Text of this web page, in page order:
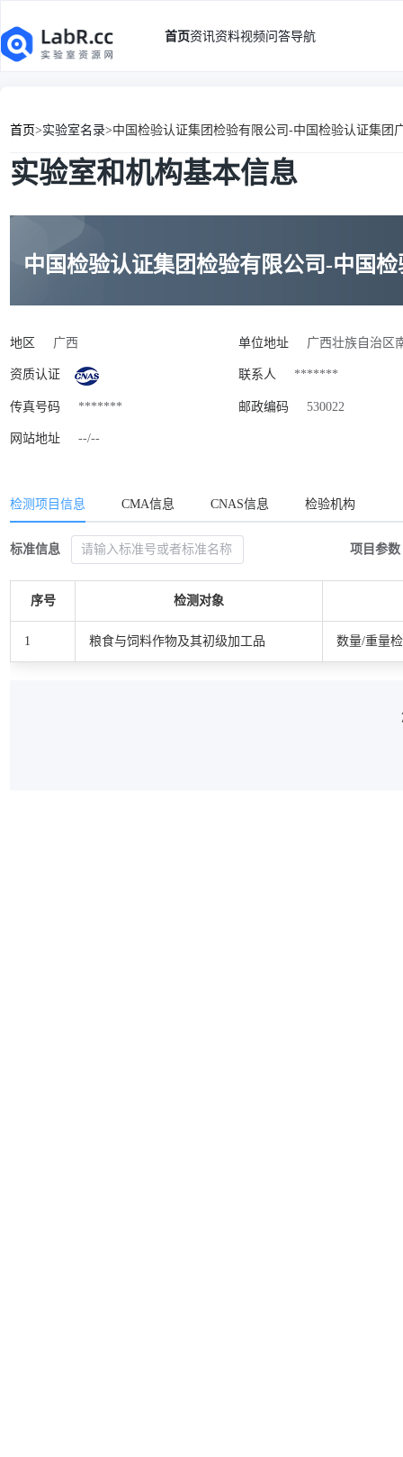
首页资讯资料视频问答导航
首页>实验室名录>中国检验认证集团检验有限公司-中国检验认证集团
实验室和机构基本信息
中国检验认证集团检验有限公司-中国
地区 广西 单位地址 广西壮族自治区
资质认证 联系人 *******
传真号码 ******* 邮政编码 530022
网站地址 --/--
检测项目信息 CMA信息 CNAS信息 检验机构
标准信息 项目参数
序号 检测对象
1 粮食与饲料作物及其初级加工品 数量/重量